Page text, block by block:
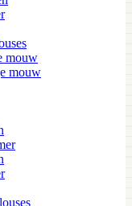
mouw
mouw